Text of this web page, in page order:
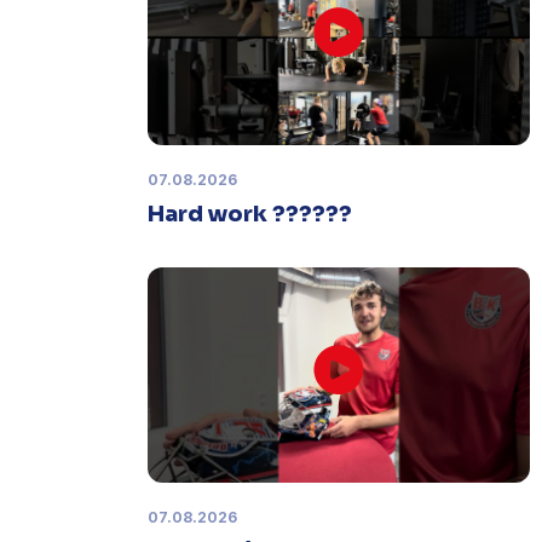
Zápas dorostu je odložen
Čtvrtek 29. ledna |Utkání dorostu v
Šumperku,které se mělo odehrát v
pátek 30. ledna ve 14:15,je
odloženo!Odehraje se v náhradním
Úterý 27. ledna |Utkání 32. kola v
, které se mělo původně
odehrát 31. ledna, bylo z důvodu
marodky Králů
odloženo. Kluby se
domluvily na náhradním termínu,
Bruslaři se s Pískem utkají venku
pondělí 16. února od 18:00 .
Charitativní aukce
07.08.2026
Hard work ??????
07.08.2026